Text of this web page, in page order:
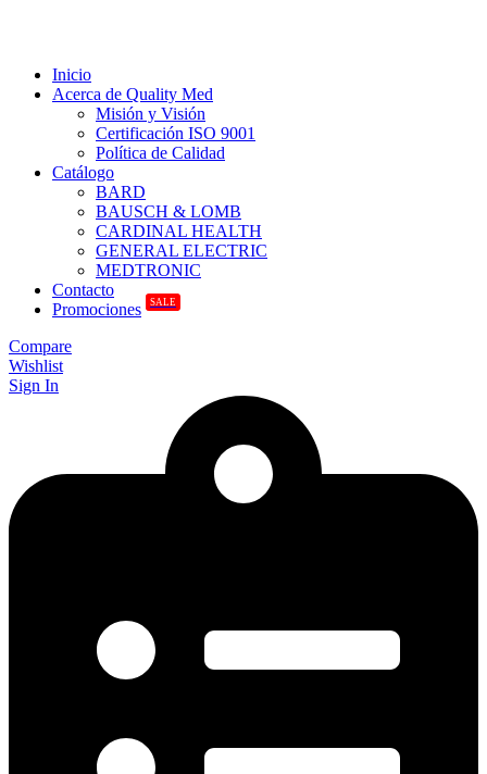
Inicio
Acerca de Quality Med
Misión y Visión
Certificación ISO 9001
Política de Calidad
Catálogo
BARD
BAUSCH & LOMB
CARDINAL HEALTH
GENERAL ELECTRIC
MEDTRONIC
Contacto
Promociones
SALE
Compare
Wishlist
Sign In